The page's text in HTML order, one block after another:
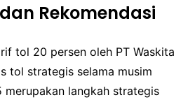
Rekomendasi
tol 20 persen oleh PT Waskita
tol strategis selama musim
merupakan langkah strategis